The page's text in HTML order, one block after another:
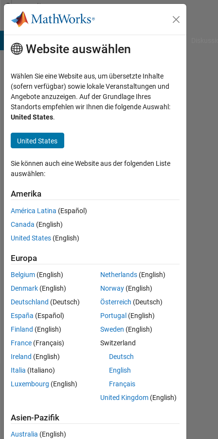
Weiter zum Inhalt
Community
Profile
Raja
Vardhan
Reddy
Kothakapu
seen:
etwa
Jahre
vor
Aktiv
seit
0
Following:
Dashboard
All MATLAB Answers
Website auswählen
Wählen Sie eine Website aus, um übersetzte Inhalte
(sofern verfügbar) sowie lokale Veranstaltungen und
Angebote anzuzeigen. Auf der Grundlage Ihres
Standorts empfehlen wir Ihnen die folgende Auswahl:
United States.
United States
Sie können auch eine Website aus der folgenden Liste
auswählen:
Amerika
América Latina (Español)
Canada (English)
United States (English)
Europa
Belgium (English)
Denmark (English)
Deutschland (Deutsch)
España (Español)
Finland (English)
France (Français)
Ireland (English)
Italia (Italiano)
Luxembourg (English)
Netherlands (English)
Norway (English)
Österreich (Deutsch)
Portugal (English)
Sweden (English)
Switzerland
Deutsch
English
Français
United Kingdom (English)
Asien-Pazifik
Australia (English)